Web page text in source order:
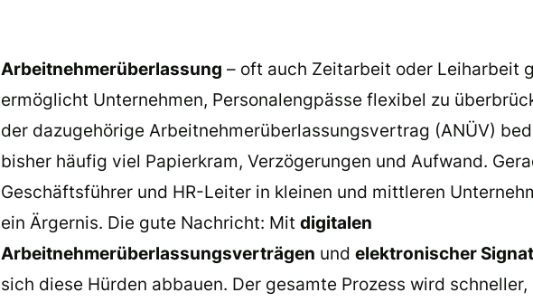
Arbeitnehmerüberlassung – oft auch Zeitarbeit oder Leiharbeit
ermöglicht Unternehmen, Personalengpässe flexibel zu
der dazugehörige Arbeitnehmerüberlassungsvertrag (ANÜV)
bisher häufig viel Papierkram, Verzögerungen und Aufwand.
Geschäftsführer und HR-Leiter in kleinen und mittleren
ein Ärgernis. Die gute Nachricht: Mit digitalen
Arbeitnehmerüberlassungsverträgen und elektronischer
sich diese Hürden abbauen. Der gesamte Prozess wird schneller,